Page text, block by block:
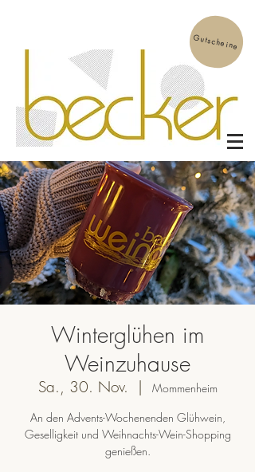
Gutscheine
Winterglühen im
Weinzuhause
Sa., 30. Nov.
  |
Mommenheim
An den Advents-Wochenenden Glühwein,
Geselligkeit und Weihnachts-Wein-Shopping
genießen.